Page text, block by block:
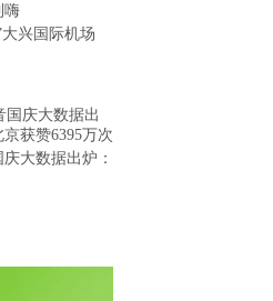
大兴国际机场
大数据出炉：